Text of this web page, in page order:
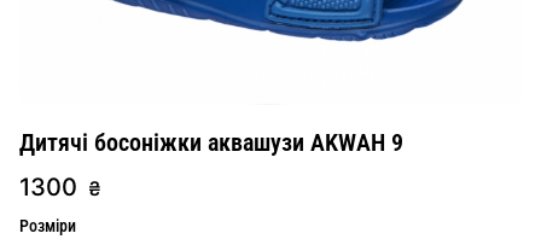
Дитячі босоніжки аквашузи AKWAH 9
1300 ₴
Розміри